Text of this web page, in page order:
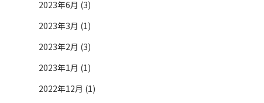
2023年6月 (3)
2023年3月 (1)
2023年2月 (3)
2023年1月 (1)
2022年12月 (1)